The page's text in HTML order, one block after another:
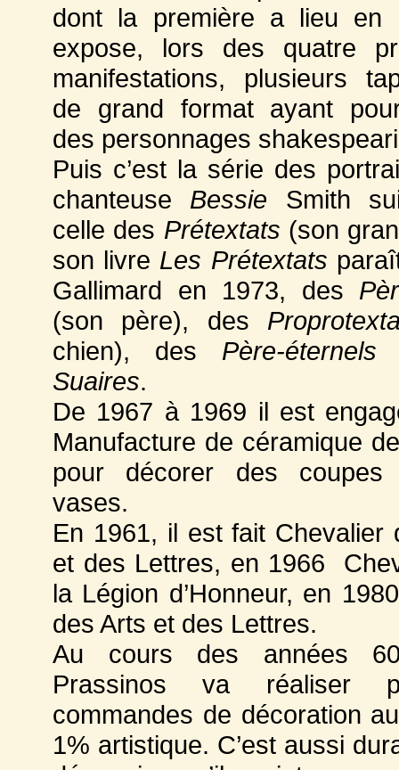
dont la première a lieu en
expose, lors des quatre
manifestations, plusieurs
de grand format ayant
des personnages
Puis c’est la série des
chanteuse Bessie Smith
celle des Prétextats (son
son livre Les Prétextats
Gallimard en 1973, des
(son père), des
chien), des Père-éternels
Suaires.
De 1967 à 1969 il est
Manufacture de céramique
pour décorer des
vases.
En 1961, il est fait Chevalier
et des Lettres, en 1966
la Légion d’Honneur, en
des Arts et des Lettres.
Au cours des années
Prassinos va réaliser
commandes de décoration
1% artistique. C’est aussi